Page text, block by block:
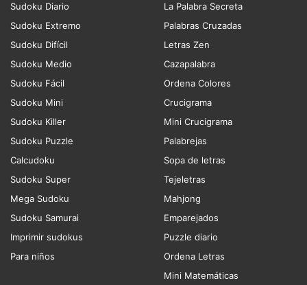
Sudoku Diario
Sudoku Extremo
Sudoku Difícil
Sudoku Medio
Sudoku Fácil
Sudoku Mini
Sudoku Killer
Sudoku Puzzle
Calcudoku
Sudoku Super
Mega Sudoku
Sudoku Samurai
Imprimir sudokus
Para niños
La Palabra Secreta
Palabras Cruzadas
Letras Zen
Cazapalabra
Ordena Colores
Crucigrama
Mini Crucigrama
Palabrejas
Sopa de letras
Tejeletras
Mahjong
Emparejados
Puzzle diario
Ordena Letras
Mini Matemáticas